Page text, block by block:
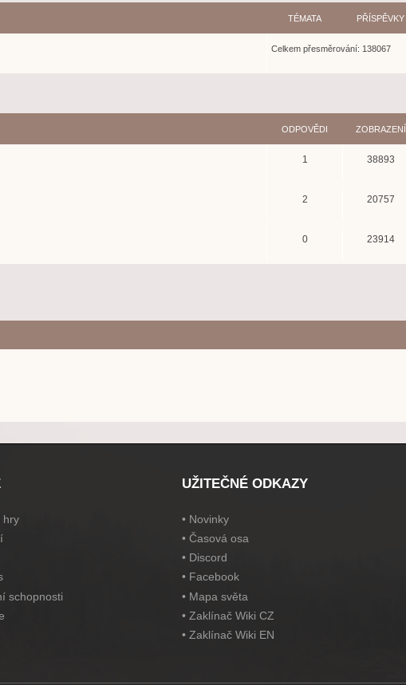
TÉMATA PŘÍSPĚVKY
Celkem přesměrování: 138067
ODPOVĚDI ZOBRAZENÍ
1 38893
2 20757
0 23914
hry
schopnosti
UŽITEČNÉ ODKAZY
• Novinky
• Časová osa
• Discord
• Facebook
• Mapa světa
• Zaklínač Wiki CZ
• Zaklínač Wiki EN